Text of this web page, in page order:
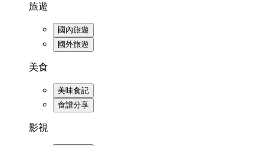
旅遊
國內旅遊
國外旅遊
美食
美味食記
食譜分享
影視